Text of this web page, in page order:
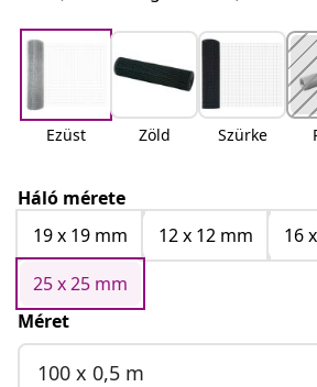
Ezüst Zöld Szürke
Háló mérete
19 x 19 mm
12 x 12 mm
16
25 x 25 mm
Méret
100 x 0,5 m